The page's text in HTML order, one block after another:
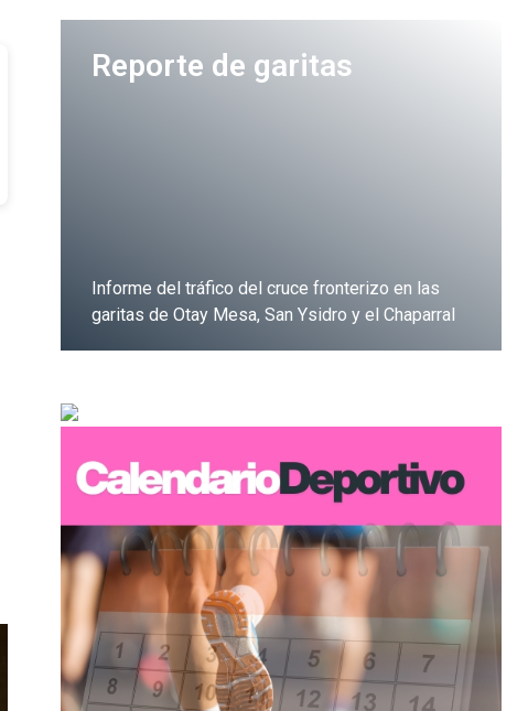
Reporte de garitas
Informe del tráfico del cruce fronterizo en las
garitas de Otay Mesa, San Ysidro y el Chaparral